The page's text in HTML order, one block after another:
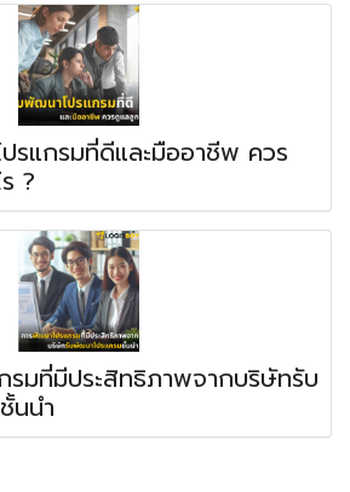
รแกรมที่ดีและมืออาชีพ ควร
?
มที่มีประสิทธิภาพจากบริษัทรับ
นนำ